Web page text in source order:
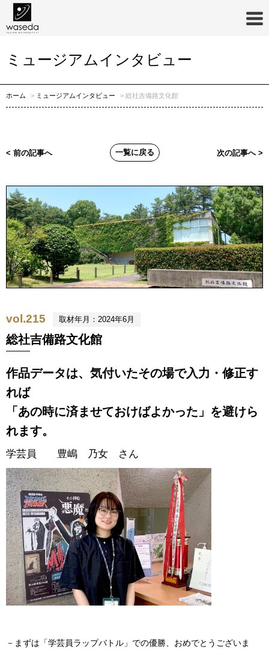
ミュージアムインタビュー
ホーム ミュージアムインタビュー 総社吉備路文化館
< 前の記事へ 一覧に戻る 次の記事へ >
vol.215 取材年月：2024年6月
総社吉備路文化館
作品データは、気付いたその場で入力・修正す
れば
「あの時に済ませておけばよかった」を避けら
れます。
学芸員 豊嶋 乃女 さん
－まずは「学芸員ラップバトル」での優勝、おめでとうございま